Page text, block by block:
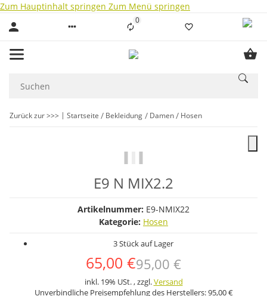
Zum Hauptinhalt springen Zum Menü springen
0Liste ist leer
Zurück zur >>> Startseite Bekleidung Damen Hosen
E9 N MIX2.2
Artikelnummer: E9-NMIX22
Kategorie: Hosen
3 Stück auf Lager
65,00 €95,00 €
inkl. 19% USt. , zzgl.Versand
Unverbindliche Preisempfehlung des Herstellers:95,00 €